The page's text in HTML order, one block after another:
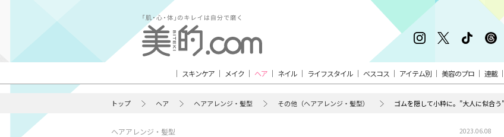
スキンケア メイク ヘア ネイル ライフスタイル ベスコス アイテム別 美容のプロ 連載
トップ ヘア ヘアアレンジ・髪型 その他（ヘアアレンジ・髪型） ゴムを隠して小粋に。”大人に似合
ヘアアレンジ・髪型 2023.06.08